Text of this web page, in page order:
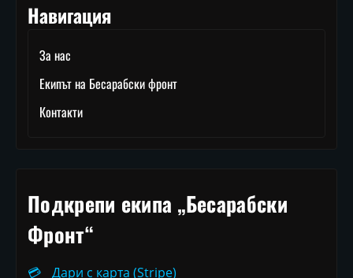
Навигация
За нас
Екипът на Бесарабски фронт
Контакти
Подкрепи екипа „Бесарабски
Фронт“
💳 Дари с карта (Stripe)